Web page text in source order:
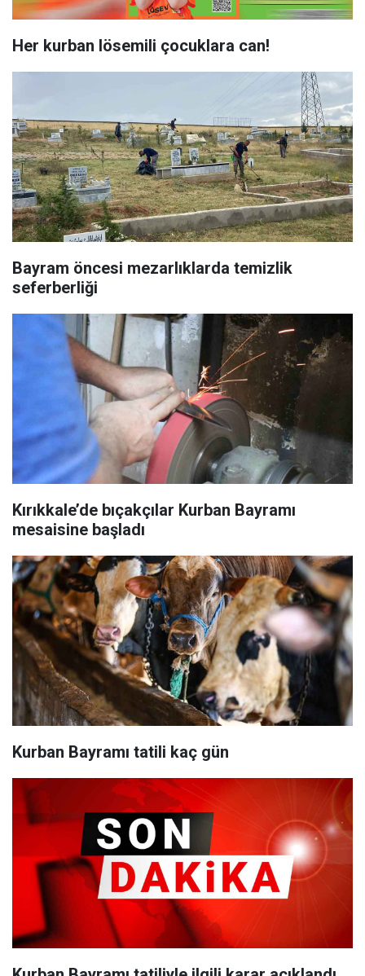
Her kurban lösemili çocuklara can!
Bayram öncesi mezarlıklarda temizlik
seferberliği
Kırıkkale’de bıçakçılar Kurban Bayramı
mesaisine başladı
Kurban Bayramı tatili kaç gün